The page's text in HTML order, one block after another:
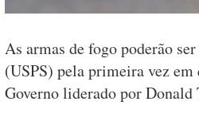
As armas de fogo poderão
(USPS) pela primeira vez em
Governo liderado por